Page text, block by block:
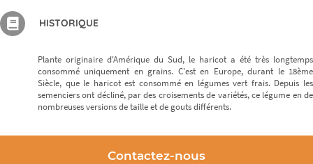
HISTORIQUE
Plante originaire d'Amérique du Sud, le haricot a été très longtemps
consommé uniquement en grains. C'est en Europe, durant le 18ème
Siècle, que le haricot est consommé en légumes vert frais. Depuis les
semenciers ont décliné, par des croisements de variétés, ce légume en de
nombreuses versions de taille et de gouts différents.
Contactez-nous